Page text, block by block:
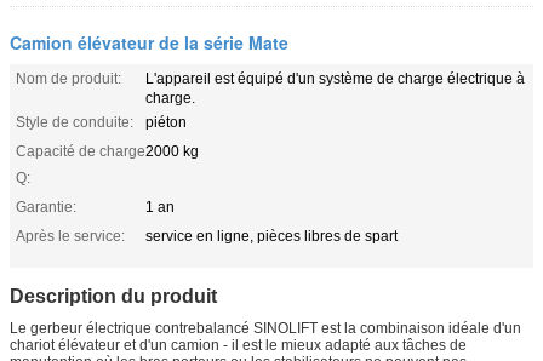
Camion élévateur de la série Mate
Nom de produit:
L'appareil est équipé d'un système de charge électrique à
charge.
Style de conduite:
piéton
Capacité de charge
Q:
2000 kg
Garantie:
1 an
Après le service:
service en ligne, pièces libres de spart
Description du produit
Le gerbeur électrique contrebalancé SINOLIFT est la combinaison idéale d'un
chariot élévateur et d'un camion - il est le mieux adapté aux tâches de